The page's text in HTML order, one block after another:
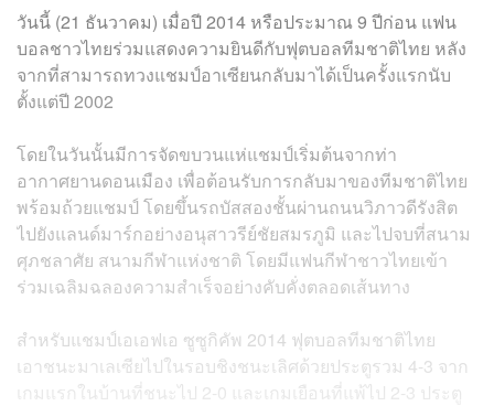
วันนี้ (21 ธันวาคม) เมื่อปี 2014 หรือประมาณ 9 ปีก่อน แฟน
บอลชาวไทยร่วมแสดงความยินดีกับฟุตบอลทีมชาติไทย หลัง
จากที่สามารถทวงแชมป์อาเซียนกลับมาได้เป็นครั้งแรกนับ
ตั้งแต่ปี 2002
โดยในวันนั้นมีการจัดขบวนแห่แชมป์เริ่มต้นจากท่า
อากาศยานดอนเมือง เพื่อต้อนรับการกลับมาของทีมชาติไทย
พร้อมถ้วยแชมป์ โดยขึ้นรถบัสสองชั้นผ่านถนนวิภาวดีรังสิต
ไปยังแลนด์มาร์กอย่างอนุสาวรีย์ชัยสมรภูมิ และไปจบที่สนาม
ศุภชลาศัย สนามกีฬาแห่งชาติ โดยมีแฟนกีฬาชาวไทยเข้า
ร่วมเฉลิมฉลองความสำเร็จอย่างคับคั่งตลอดเส้นทาง
สำหรับแชมป์เอเอฟเอ ซูซูกิคัพ 2014 ฟุตบอลทีมชาติไทย
เอาชนะมาเลเซียไปในรอบชิงชนะเลิศด้วยประตูรวม 4-3 จาก
เกมแรกในบ้านที่ชนะไป 2-0 และเกมเยือนที่แพ้ไป 2-3 ประตู